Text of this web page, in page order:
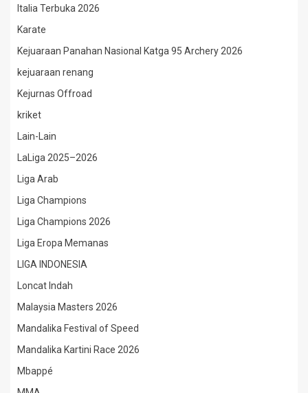
Italia Terbuka 2026
Karate
Kejuaraan Panahan Nasional Katga 95 Archery 2026
kejuaraan renang
Kejurnas Offroad
kriket
Lain-Lain
LaLiga 2025–2026
Liga Arab
Liga Champions
Liga Champions 2026
Liga Eropa Memanas
LIGA INDONESIA
Loncat Indah
Malaysia Masters 2026
Mandalika Festival of Speed
Mandalika Kartini Race 2026
Mbappé